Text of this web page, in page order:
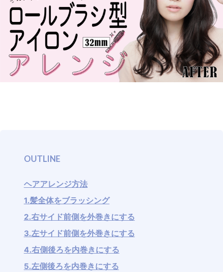
OUTLINE
ヘアアレンジ方法
1.髪全体をブラッシング
2.右サイド前側を外巻きにする
3.左サイド前側を外巻きにする
4.右側後ろを内巻きにする
5.左側後ろを内巻きにする